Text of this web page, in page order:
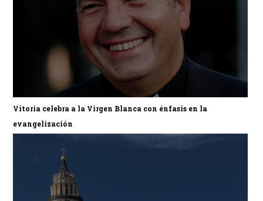
Vitoria celebra a la Virgen Blanca con énfasis en la
evangelización